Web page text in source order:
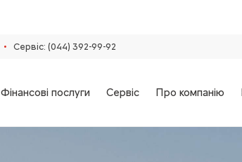
• Сервіс: (044) 392-99-92
Фінансові послуги Сервіс Про компанію